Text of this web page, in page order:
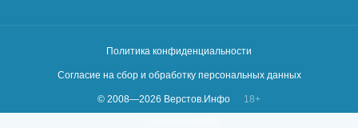
Политика конфиденциальности
Согласие на сбор и обработку персональных данных
© 2008—2026 Верстов.Инфо
18+